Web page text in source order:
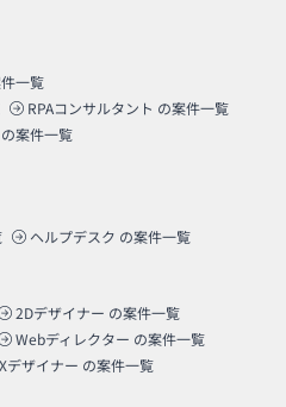
一覧
RPAコンサルタント の案件一覧
の案件一覧
ヘルプデスク の案件一覧
2Dデザイナー の案件一覧
Webディレクター の案件一覧
デザイナー の案件一覧